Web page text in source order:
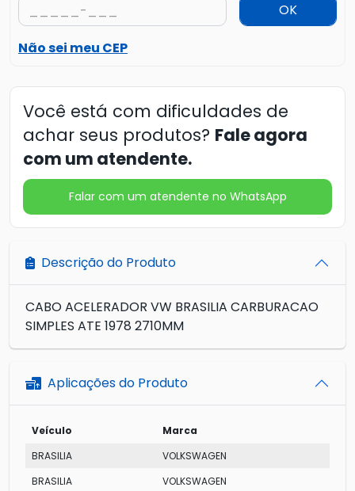
OK
Não sei meu CEP
Você está com dificuldades de
achar seus produtos? Fale agora
com um atendente.
Falar com um atendente no WhatsApp
Descrição do Produto
CABO ACELERADOR VW BRASILIA CARBURACAO
SIMPLES ATE 1978 2710MM
Aplicações do Produto
Veículo Marca
BRASILIA
VOLKSWAGEN
BRASILIA
VOLKSWAGEN